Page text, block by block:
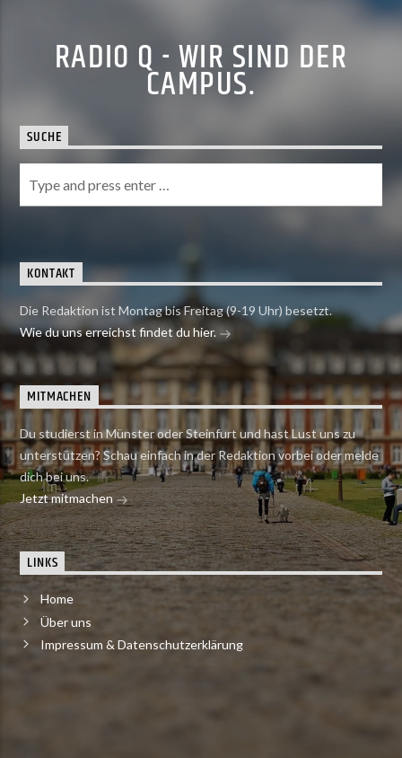
RADIO Q - WIR SIND DER
CAMPUS.
SUCHE
KONTAKT
Die Redaktion ist Montag bis Freitag (9-19 Uhr) besetzt.
Wie du uns erreichst findet du hier.
MITMACHEN
Du studierst in Münster oder Steinfurt und hast Lust uns zu
unterstützen? Schau einfach in der Redaktion vorbei oder melde
dich bei uns.
Jetzt mitmachen
LINKS
Home
Über uns
Impressum & Datenschutzerklärung